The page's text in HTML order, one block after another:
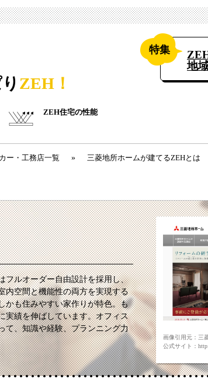
ZEH！
特集
地
ZEH住宅の性能
ー・工務店一覧 » 三菱地所ホームが建てるZEHとは
画像引用元：三
公式サイト：
フルオーダー自由設計を採用し、
内空間と機能性の両方を実現する
かも住みやすい家作りが特色。も
実績を伸ばしています。オフィス
て、知識や経験、プランニング力